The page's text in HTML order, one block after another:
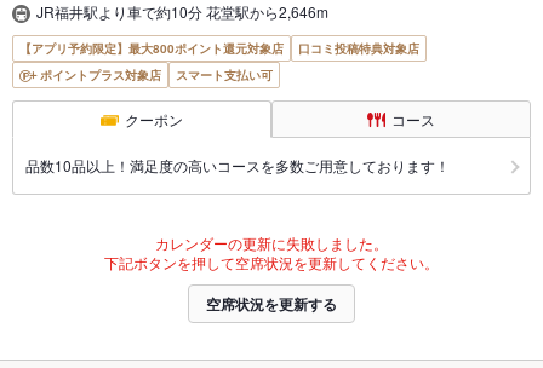
JR福井駅より車で約10分 花堂駅から2,646m
【アプリ予約限定】最大800ポイント還元対象店
口コミ投稿特典対象店
ポイントプラス対象店
スマート支払い可
クーポン コース
品数10品以上！満足度の高いコースを多数ご用意しております！
カレンダーの更新に失敗しました。
下記ボタンを押して空席状況を更新してください。
空席状況を更新する